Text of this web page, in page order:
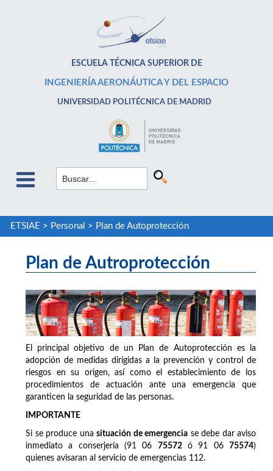
ESCUELA TÉCNICA SUPERIOR DE
INGENIERÍA AERONÁUTICA Y DEL ESPACIO
UNIVERSIDAD POLITÉCNICA DE MADRID
ETSIAE > Personal > Plan de Autoprotección
Plan de Autroprotección
El principal objetivo de un Plan de Autoprotección es la
adopción de medidas dirigidas a la prevención y control de
riesgos en su origen, así como el establecimiento de los
procedimientos de actuación ante una emergencia que
garanticen la seguridad de las personas.
IMPORTANTE
Si se produce una situación de emergencia se debe dar aviso
inmediato a conserjería (91 06 75572ó 91 06 75574)
quienes avisaran al servicio de emergencias 112.